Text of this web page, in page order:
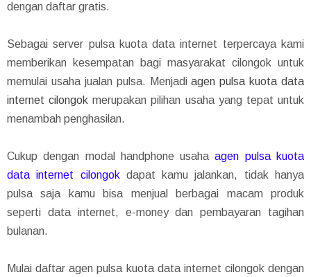
dengan daftar gratis.
Sebagai server pulsa kuota data internet terpercaya kami
memberikan kesempatan bagi masyarakat cilongok untuk
memulai usaha jualan pulsa. Menjadiagen pulsa kuota data
internet cilongok merupakan pilihan usaha yang tepat untuk
menambah penghasilan.
Cukup dengan modal handphone usahaagen pulsa kuota
data internet cilongokdapat kamu jalankan, tidak hanya
pulsa saja kamu bisa menjual berbagai macam produk
seperti data internet, e-money dan pembayaran tagihan
bulanan.
Mulai daftar agen pulsa kuota data internet cilongok dengan